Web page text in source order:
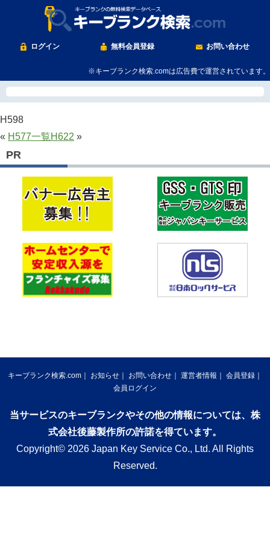
ログイン 無料会員登録 お問い合わせ
※キーブランク検索.comは広告費で運営されています。
H598
« H577一覧H622 »
PR
キーブランク検索.com お知らせ お問い合わせ 運営者情報
会員登録
会員ログイン
当サービスのキーブランクやその他の情報については、株
式会社後藤製作所の許諾を得ています。
Copyright© 2026 Japan Key Service Co., Ltd. All Rights
Reserved.